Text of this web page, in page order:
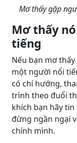
Mơ thấy gặp
Mơ thấy
tiếng
Nếu bạn mơ
một người nổi
có chí hướng,
trình theo đuổi
khích bạn hãy
đừng ngần ngại
chính mình.